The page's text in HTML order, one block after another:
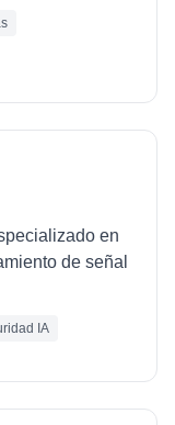
en
de señal
IA